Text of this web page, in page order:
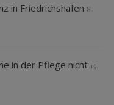
in Friedrichshafen 8.
in der Pflege nicht 15.